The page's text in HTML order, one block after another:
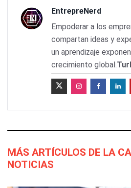
EntrepreNerd
Empoderar a los
compartan ideas y
un aprendizaje
crecimiento global.
MÁS ARTÍCULOS DE LA
NOTICIAS